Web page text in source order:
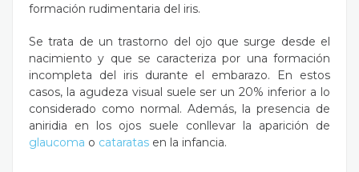
formación rudimentaria del iris.
Se trata de un trastorno del ojo que surge desde el
nacimiento y que se caracteriza por una formación
incompleta del iris durante el embarazo. En estos
casos, la agudeza visual suele ser un 20% inferior a lo
considerado como normal. Además, la presencia de
aniridia en los ojos suele conllevar la aparición de
glaucoma o cataratas en la infancia.